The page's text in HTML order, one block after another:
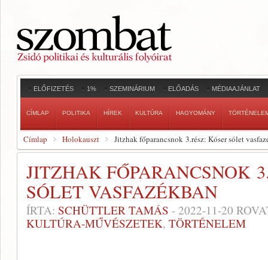
ELŐFIZETÉS 1% SZEMINÁRIUM ELŐADÁS MÉDIAAJÁNLAT
CÍMLAP POLITIKA HÍREK KULTÚRA HAGYOMÁNY
Címlap Holokauszt Jitzhak főparancsnok 3.rész: Kóser sólet
JITZHAK FŐPARANCSNOK
SÓLET VASFAZÉKBAN
ÍRTA: SCHÜTTLER TAMÁS - 2022-11-20
KULTÚRA-MŰVÉSZETEK, TÖRTÉNELEM